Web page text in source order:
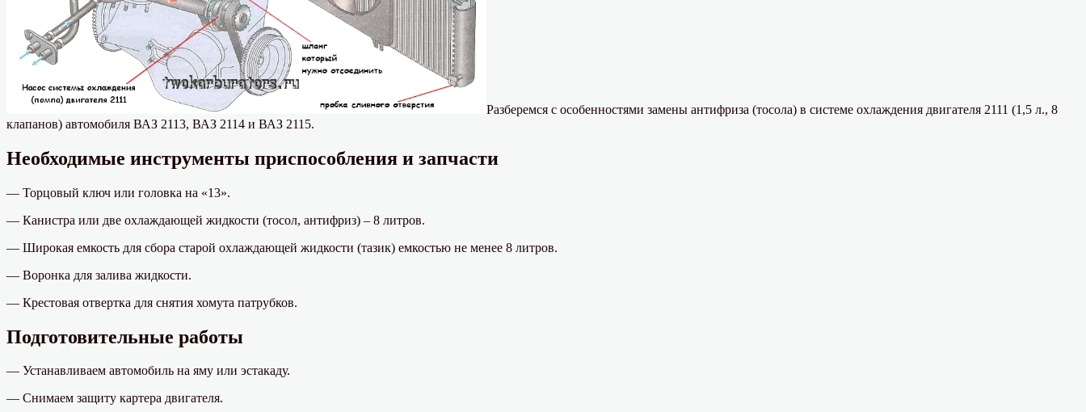
Разберемся с особенностями замены антифриза (тосола) в системе охлаждения двигателя 2111 (1,5 л., 8
клапанов) автомобиля ВАЗ 2113, ВАЗ 2114 и ВАЗ 2115.
Необходимые инструменты приспособления и запчасти
— Торцовый ключ или головка на «13».
— Канистра или две охлаждающей жидкости (тосол, антифриз) – 8 литров.
— Широкая емкость для сбора старой охлаждающей жидкости (тазик) емкостью не менее 8 литров.
— Воронка для залива жидкости.
— Крестовая отвертка для снятия хомута патрубков.
Подготовительные работы
— Устанавливаем автомобиль на яму или эстакаду.
— Снимаем защиту картера двигателя.